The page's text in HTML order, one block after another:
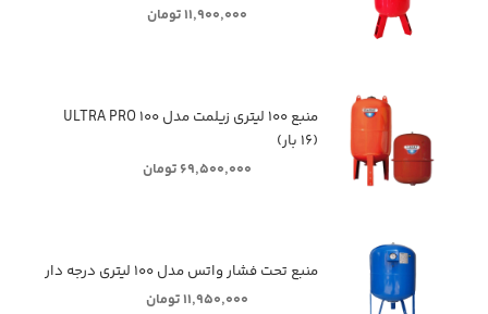
۱۱,۹۰۰,۰۰۰ تومان
منبع ۱۰۰ لیتری زیلمت مدل ULTRA PRO ۱۰۰
(۱۶ بار)
۶۹,۵۰۰,۰۰۰ تومان
منبع تحت فشار واتس مدل ۱۰۰ لیتری درجه دار
۱۱,۹۵۰,۰۰۰ تومان